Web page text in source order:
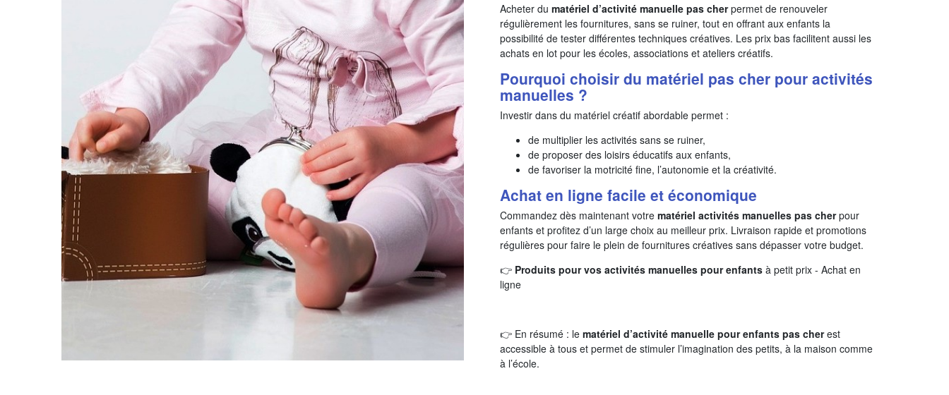
Acheter du matériel d’activité manuelle pas cherpermet de renouveler
régulièrement les fournitures, sans se ruiner, tout en offrant aux enfants la
possibilité de tester différentes techniques créatives. Les prix bas facilitent aussi les
achats en lot pour les écoles, associations et ateliers créatifs.
Pourquoi choisir du matériel pas cher pour activités
manuelles ?
Investir dans du matériel créatif abordable permet :
de multiplier les activités sans se ruiner,
de proposer des loisirs éducatifs aux enfants,
de favoriser la motricité fine, l’autonomie et la créativité.
Achat en ligne facile et économique
Commandez dès maintenant votre matériel activités manuelles pas cherpour
enfants et profitez d’un large choix au meilleur prix. Livraison rapide et promotions
régulières pour faire le plein de fournitures créatives sans dépasser votre budget.
👉 Produits pour vos activités manuelles pour enfants à petit prix - Achat en
ligne
👉 En résumé : le matériel d’activité manuelle pour enfants pas cherest
accessible à tous et permet de stimuler l’imagination des petits, à la maison comme
à l’école.